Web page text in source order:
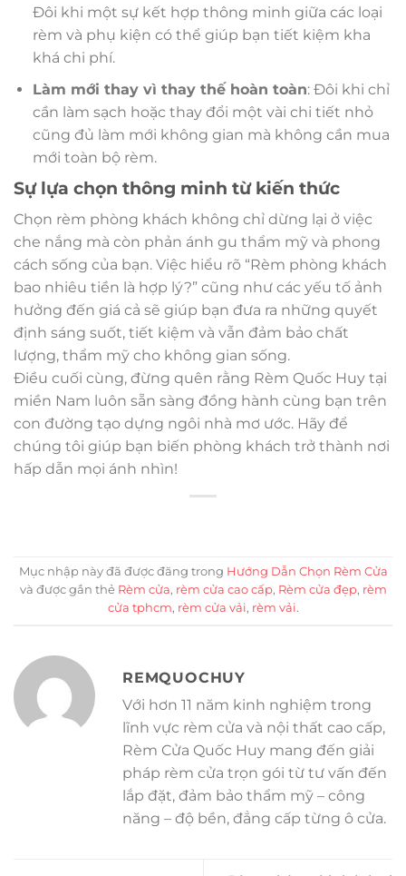
Đôi khi một sự kết hợp thông minh giữa các loại
rèm và phụ kiện có thể giúp bạn tiết kiệm kha
khá chi phí.
Làm mới thay vì thay thế hoàn toàn: Đôi khi chỉ
cần làm sạch hoặc thay đổi một vài chi tiết nhỏ
cũng đủ làm mới không gian mà không cần mua
mới toàn bộ rèm.
Sự lựa chọn thông minh từ kiến thức
Chọn rèm phòng khách không chỉ dừng lại ở việc
che nắng mà còn phản ánh gu thẩm mỹ và phong
cách sống của bạn. Việc hiểu rõ “Rèm phòng khách
bao nhiêu tiền là hợp lý?” cũng như các yếu tố ảnh
hưởng đến giá cả sẽ giúp bạn đưa ra những quyết
định sáng suốt, tiết kiệm và vẫn đảm bảo chất
lượng, thẩm mỹ cho không gian sống.
Điều cuối cùng, đừng quên rằng Rèm Quốc Huy tại
miền Nam luôn sẵn sàng đồng hành cùng bạn trên
con đường tạo dựng ngôi nhà mơ ước. Hãy để
chúng tôi giúp bạn biến phòng khách trở thành nơi
hấp dẫn mọi ánh nhìn!
Mục nhập này đã được đăng trong Hướng Dẫn Chọn Rèm Cửa
và được gắn thẻ Rèm cửa, rèm cửa cao cấp, Rèm cửa đẹp, rèm
cửa tphcm, rèm cửa vải, rèm vải.
REMQUOCHUY
Với hơn 11 năm kinh nghiệm trong
lĩnh vực rèm cửa và nội thất cao cấp,
Rèm Cửa Quốc Huy mang đến giải
pháp rèm cửa trọn gói từ tư vấn đến
lắp đặt, đảm bảo thẩm mỹ – công
năng – độ bền, đẳng cấp từng ô cửa.